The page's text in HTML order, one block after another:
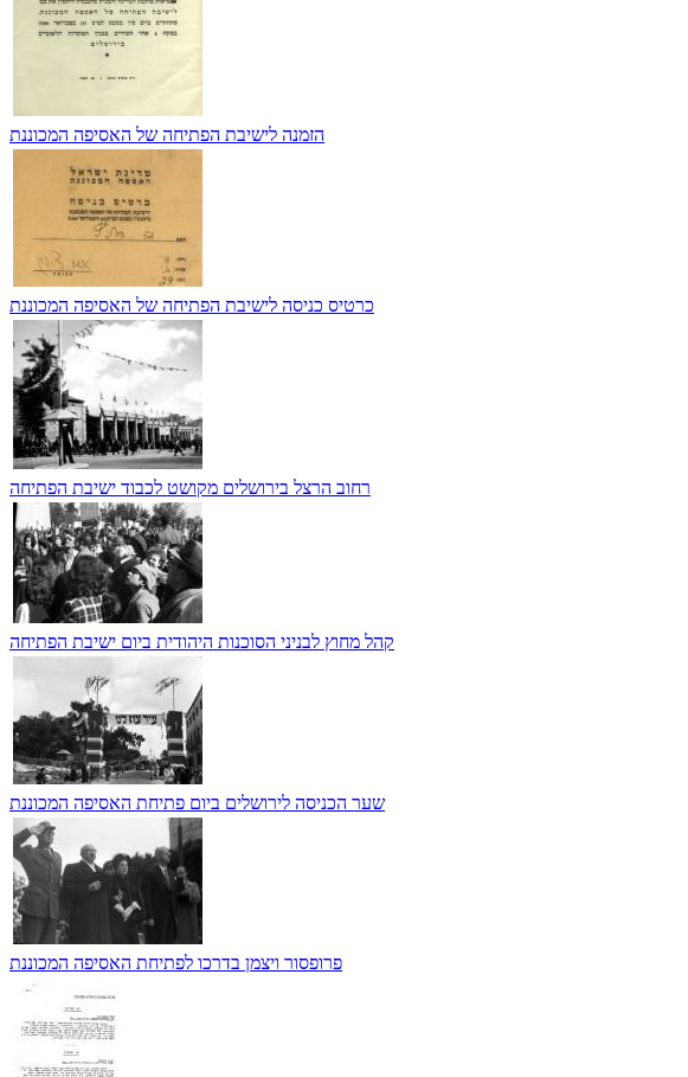
הזמנה לישיבת הפתיחה של האסיפה המכוננת
כרטיס כניסה לישיבת הפתיחה של האסיפה המכוננת
רחוב הרצל בירושלים מקושט לכבוד ישיבת הפתיחה
קהל מחוץ לבניני הסוכנות היהודית ביום ישיבת הפתיחה
שער הכניסה לירושלים ביום פתיחת האסיפה המכוננת
פרופסור ויצמן בדרכו לפתיחת האסיפה המכוננת